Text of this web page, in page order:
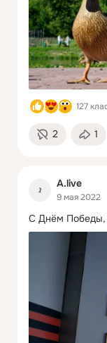
127
2 1
A.live
9 мая 2022
С Днём Победы,